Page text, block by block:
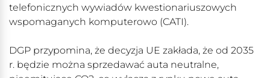
telefonicznych wywiadów kwestionariuszowych
wspomaganych komputerowo (CATI).
DGP przypomina, że decyzja UE zakłada, że od 2035
r. będzie można sprzedawać auta neutralne,